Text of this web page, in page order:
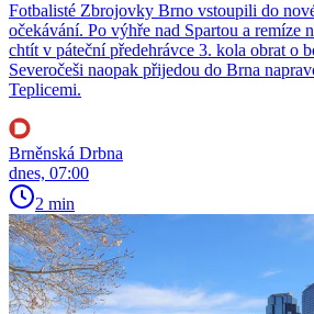
Fotbalisté Zbrojovky Brno vstoupili do
očekávání. Po výhře nad Spartou a remíze
chtít v páteční předehrávce 3. kola obrat o
Severočeši naopak přijedou do Brna
Teplicemi.
Brněnská Drbna
dnes, 07:00
2 min